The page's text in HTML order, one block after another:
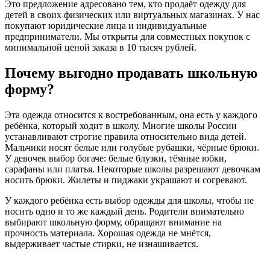
Это предложение адресовано тем, кто продаёт одежду для
детей в своих физических или виртуальных магазинах. У нас
покупают юридические лица и индивидуальные
предприниматели. Мы открыты для совместных покупок с
минимальной ценой заказа в 10 тысяч рублей.
Почему выгодно продавать школьную
форму?
Эта одежда относится к востребованным, она есть у каждого
ребёнка, который ходит в школу. Многие школы России
устанавливают строгие правила относительно вида детей.
Мальчики носят белые или голубые рубашки, чёрные брюки.
У девочек выбор богаче: белые блузки, тёмные юбки,
сарафаны или платья. Некоторые школы разрешают девочкам
носить брюки. Жилеты и пиджаки украшают и согревают.
У каждого ребёнка есть выбор одежды для школы, чтобы не
носить одно и то же каждый день. Родители внимательно
выбирают школьную форму, обращают внимание на
прочность материала. Хорошая одежда не мнётся,
выдерживает частые стирки, не изнашивается.